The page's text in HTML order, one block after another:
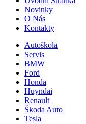
Novinky
O Nás
Kontakty
Autoškola
Servis
BMW
Ford
Honda
Huyndai
Renault
Škoda Auto
Tesla